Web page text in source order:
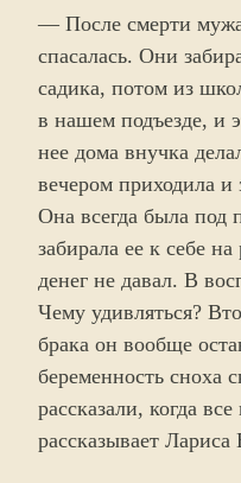
— После смерти
спасалась. Они
садика, потом из
в нашем подъезде, и
нее дома внучка
вечером приходила и
Она всегда была под
забирала ее к себе
денег не давал. В
Чему удивляться?
брака он вообще
беременность сноха
рассказали, когда
рассказывает Лариса